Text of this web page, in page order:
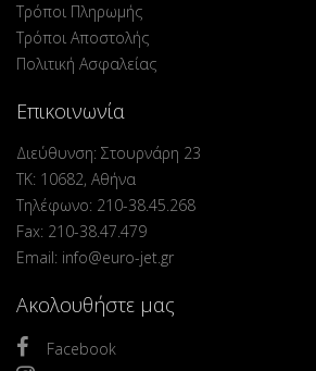
Τρόποι Πληρωμής
Τρόποι Αποστολής
Πολιτική Ασφαλείας
Επικοινωνία
Διεύθυνση: Στουρνάρη 23
ΤΚ: 10682, Αθήνα
Τηλέφωνο: 210-38.45.268
Fax: 210-38.47.479
Email: info@euro-jet.gr
Ακολουθήστε μας
Facebook